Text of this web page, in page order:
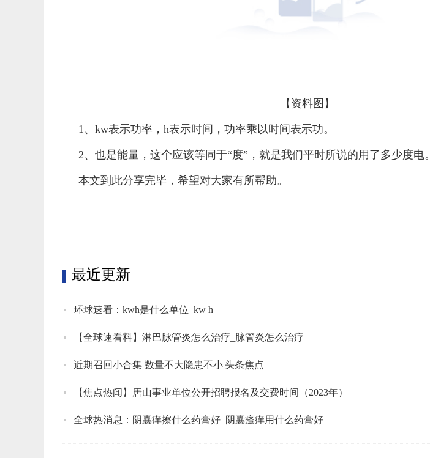
【资料图】
1、kw表示功率，h表示时间，功率乘以时间表示功。
2、也是能量，这个应该等同于“度”，就是我们平时所说的用了多少度电。
本文到此分享完毕，希望对大家有所帮助。
最近更新
环球速看：kwh是什么单位_kw h
【全球速看料】淋巴脉管炎怎么治疗_脉管炎怎么治疗
近期召回小合集 数量不大隐患不小|头条焦点
【焦点热闻】唐山事业单位公开招聘报名及交费时间（2023年）
全球热消息：阴囊痒擦什么药膏好_阴囊瘙痒用什么药膏好